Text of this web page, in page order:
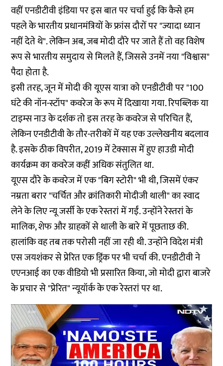
वहीं एनडीटीवी इंडिया पर इस बात पर चर्चा हुई कि कैसे हम
पहले के भारतीय प्रधानमंत्रियों के फ्रांस दौरों पर "ज्यादा ध्यान
नहीं देते थे". लेकिन अब, जब मोदी दौरे पर जाते हैं तो वह विशेष
रूप से भारतीय समुदाय से मिलते हैं, जिससे उनमें नया "विश्वास"
पैदा होता है.
इसी तरह, जून में मोदी की यूएस यात्रा को एनडीटीवी पर "100
घंटे की नॉन-स्टॉप" कवरेज के रूप में दिखाया गया. रिपब्लिक या
टाइम्स नाउ के दर्शक तो इस तरह के कवरेज से परिचित हैं,
लेकिन एनडीटीवी के तौर-तरीकों में यह एक उल्लेखनीय बदलाव
है. इसके ठीक विपरीत, 2019 में टेक्सास में हुए हाउडी मोदी
कार्यक्रम का कवरेज कहीं अधिक संतुलित था.
यूएस दौरे के कवरेज में एक "बिग स्टोरी" भी थी, जिसमें एंकर
नम्रता बरार "चर्चित और क्रांतिकारी मोदीजी थाली" का स्वाद
लेने के लिए न्यू जर्सी के एक रेस्तरां में गईं. उन्होंने रेस्तरां के
मालिक, शेफ और ग्राहकों से थाली के बारे में पूछताछ की.
हालांकि वह तब तक परोसी नहीं जा रही थी. उन्होंने विदेश मंत्री
एस जयशंकर से प्रेरित एक ड्रिंक पर भी चर्चा की. एनडीटीवी ने
एएनआई का एक वीडियो भी प्रसारित किया, जो मोदी द्वारा बाजरे
के प्रचार से "प्रेरित" न्यूयॉर्क के एक रेस्तरां पर था.